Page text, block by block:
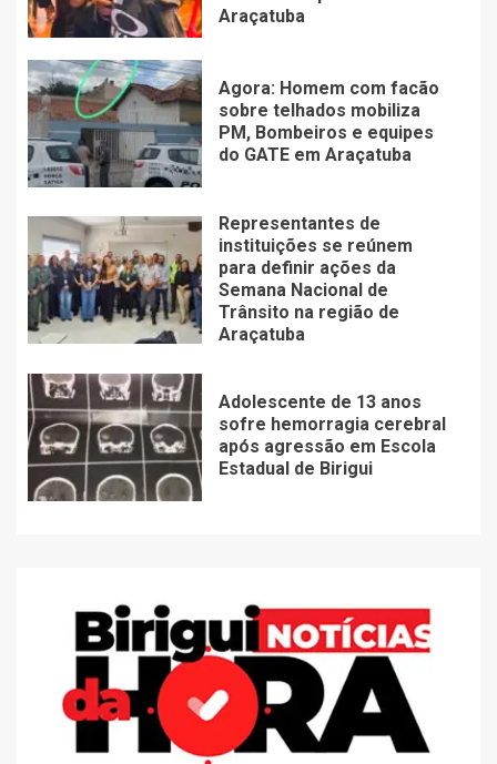
Araçatuba
Agora: Homem com facão
sobre telhados mobiliza
PM, Bombeiros e equipes
do GATE em Araçatuba
Representantes de
instituições se reúnem
para definir ações da
Semana Nacional de
Trânsito na região de
Araçatuba
Adolescente de 13 anos
sofre hemorragia cerebral
após agressão em Escola
Estadual de Birigui